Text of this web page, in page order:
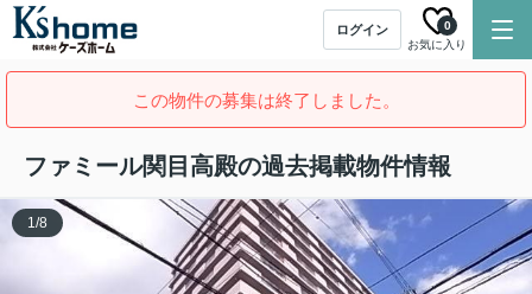
ログイン
お気に入り
0
この物件の募集は終了しました。
ファミール関目高殿の過去掲載物件情報
1/8